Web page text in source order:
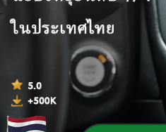
เรื่องเล่าขานผ่านขุนช้าง
ขุนแผน